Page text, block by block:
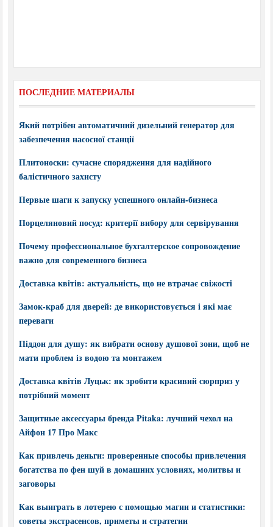
ПОСЛЕДНИЕ МАТЕРИАЛЫ
Який потрібен автоматичний дизельний генератор для
забезпечення насосної станції
Плитоноски: сучасне спорядження для надійного
балістичного захисту
Первые шаги к запуску успешного онлайн-бизнеса
Порцеляновий посуд: критерії вибору для сервірування
Почему профессиональное бухгалтерское сопровождение
важно для современного бизнеса
Доставка квітів: актуальність, що не втрачає свіжості
Замок-краб для дверей: де використовується і які має
переваги
Піддон для душу: як вибрати основу душової зони, щоб не
мати проблем із водою та монтажем
Доставка квітів Луцьк: як зробити красивий сюрприз у
потрібний момент
Защитные аксессуары бренда Pitaka: лучший чехол на
Айфон 17 Про Макс
Как привлечь деньги: проверенные способы привлечения
богатства по фен шуй в домашних условиях, молитвы и
заговоры
Как выиграть в лотерею с помощью магии и статистики:
советы экстрасенсов, приметы и стратегии